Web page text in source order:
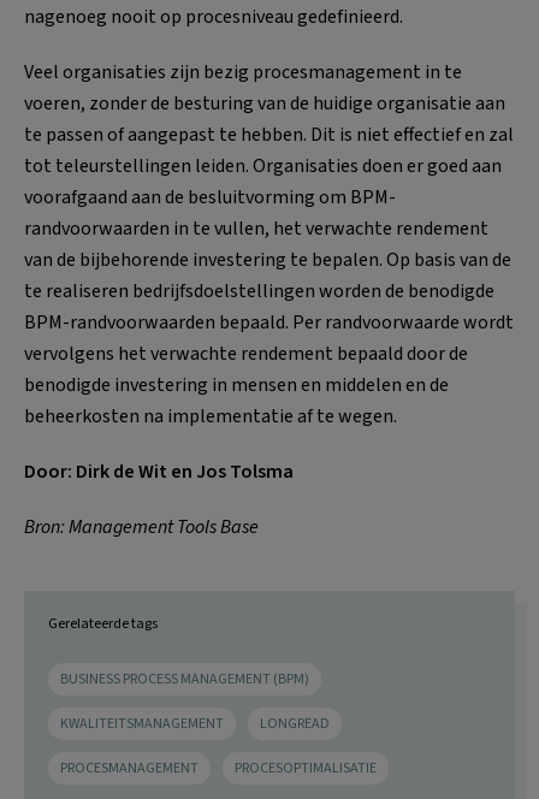
nagenoeg nooit op procesniveau gedefinieerd.
Veel organisaties zijn bezig procesmanagement in te
voeren, zonder de besturing van de huidige organisatie aan
te passen of aangepast te hebben. Dit is niet effectief en zal
tot teleurstellingen leiden. Organisaties doen er goed aan
voorafgaand aan de besluitvorming om BPM-
randvoorwaarden in te vullen, het verwachte rendement
van de bijbehorende investering te bepalen. Op basis van de
te realiseren bedrijfsdoelstellingen worden de benodigde
BPM-randvoorwaarden bepaald. Per randvoorwaarde wordt
vervolgens het verwachte rendement bepaald door de
benodigde investering in mensen en middelen en de
beheerkosten na implementatie af te wegen.
Door: Dirk de Wit en Jos Tolsma
Bron: Management Tools Base
Gerelateerde tags
BUSINESS PROCESS MANAGEMENT (BPM)
KWALITEITSMANAGEMENT LONGREAD
PROCESMANAGEMENT PROCESOPTIMALISATIE